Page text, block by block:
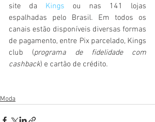
site da Kings ou nas 141 lojas
espalhadas pelo Brasil. Em todos os
canais estão disponíveis diversas formas
de pagamento, entre Pix parcelado, Kings
club (programa de fidelidade com
cashback) e cartão de crédito.
Moda